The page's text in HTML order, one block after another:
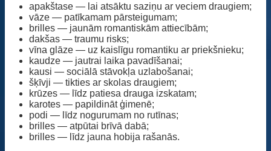
apakštase — lai atsāktu saziņu ar veciem draugiem;
vāze — patīkamam pārsteigumam;
brilles — jaunām romantiskām attiecībām;
dakšas — traumu risks;
vīna glāze — uz kaislīgu romantiku ar priekšnieku;
kaudze — jautrai laika pavadīšanai;
kausi — sociālā stāvokļa uzlabošanai;
šķīvji — tikties ar skolas draugiem;
krūzes — līdz patiesa drauga izskatam;
karotes — papildināt ģimenē;
podi — līdz nogurumam no rutīnas;
brilles — atpūtai brīvā dabā;
brilles — līdz jauna hobija rašanās.